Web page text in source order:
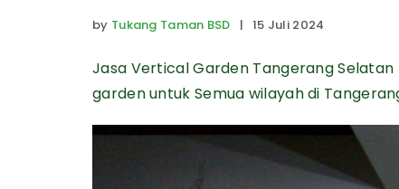
by Tukang Taman BSD | 15 Juli 2024
Jasa Vertical Garden Tangerang
garden untuk Semua wilayah di